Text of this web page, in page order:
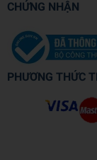
CHỨNG NHẬN
PHƯƠNG THỨC